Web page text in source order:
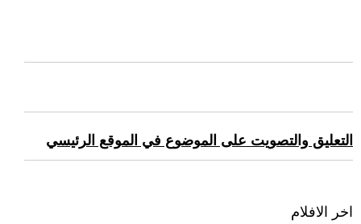
التعليق والتصويت على الموضوع في الموقع الرئيسي
اخر الافلام